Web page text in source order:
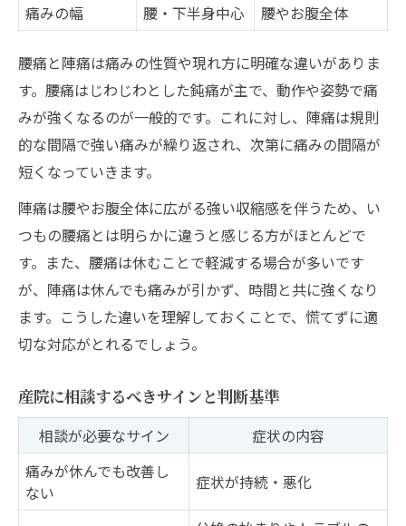
痛みの幅
腰・下半身中心 腰やお腹全体
腰痛と陣痛は痛みの性質や現れ方に明確な違いがありま
す。腰痛はじわじわとした鈍痛が主で、動作や姿勢で痛
みが強くなるのが一般的です。これに対し、陣痛は規則
的な間隔で強い痛みが繰り返され、次第に痛みの間隔が
短くなっていきます。
陣痛は腰やお腹全体に広がる強い収縮感を伴うため、い
つもの腰痛とは明らかに違うと感じる方がほとんどで
す。また、腰痛は休むことで軽減する場合が多いです
が、陣痛は休んでも痛みが引かず、時間と共に強くなり
ます。こうした違いを理解しておくことで、慌てずに適
切な対応がとれるでしょう。
産院に相談するべきサインと判断基準
相談が必要なサイン
症状の内容
痛みが休んでも改善し
ない
症状が持続・悪化